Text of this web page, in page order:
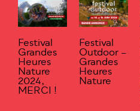
Festival
Grandes
Heures
Nature
2024,
MERCI !
Festival
Outdoor –
Grandes
Heures
Nature